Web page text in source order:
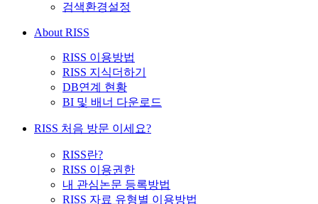
검색환경설정
About RISS
RISS 이용방법
RISS 지식더하기
DB연계 현황
BI 및 배너 다운로드
RISS 처음 방문 이세요?
RISS란?
RISS 이용권한
내 관심논문 등록방법
RISS 자료 유형별 이용방법